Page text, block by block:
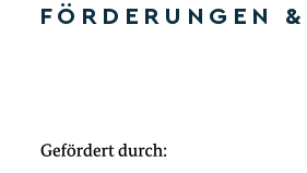
FÖRDERUNGEN